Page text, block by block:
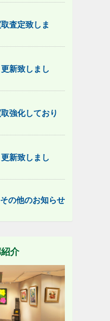
査定致しま
新致しまし
強化しており
新致しまし
その他のお知らせ
介